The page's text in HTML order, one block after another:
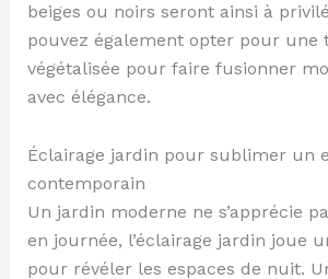
beiges ou noirs seront ainsi à
pouvez également opter pour une
végétalisée pour faire fusionner
avec élégance.
Éclairage jardin pour sublimer un
contemporain
Un jardin moderne ne s’apprécie
en journée, l’éclairage jardin joue
pour révéler les espaces de nuit.